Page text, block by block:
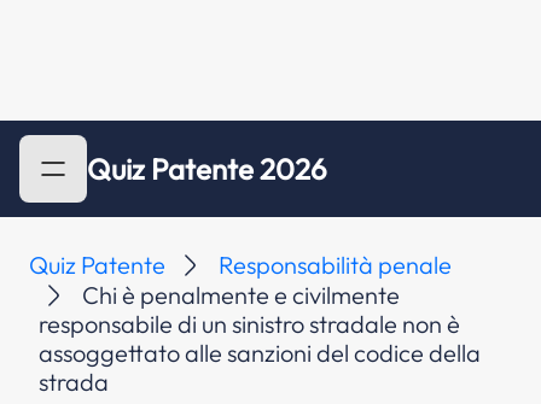
Quiz Patente 2026
Quiz Patente
Responsabilità penale
Chi è penalmente e civilmente
responsabile di un sinistro stradale non è
assoggettato alle sanzioni del codice della
strada